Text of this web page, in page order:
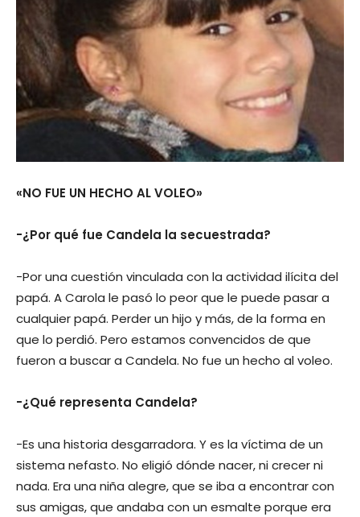
«NO FUE UN HECHO AL VOLEO»
-¿Por qué fue Candela la secuestrada?
-Por una cuestión vinculada con la actividad ilícita del
papá. A Carola le pasó lo peor que le puede pasar a
cualquier papá. Perder un hijo y más, de la forma en
que lo perdió. Pero estamos convencidos de que
fueron a buscar a Candela. No fue un hecho al voleo.
-¿Qué representa Candela?
-Es una historia desgarradora. Y es la víctima de un
sistema nefasto. No eligió dónde nacer, ni crecer ni
nada. Era una niña alegre, que se iba a encontrar con
sus amigas, que andaba con un esmalte porque era